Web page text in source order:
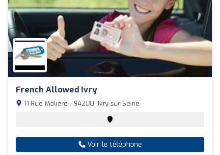
French Allowed Ivry
11 Rue Molière - 94200, Ivry-sur-Seine
Voir le téléphone